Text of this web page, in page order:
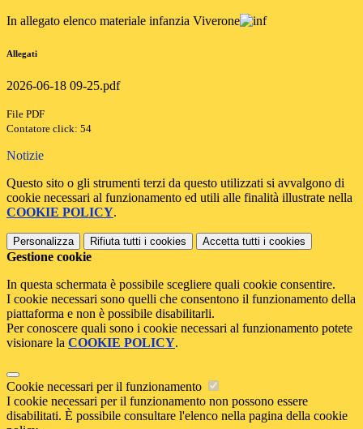
In allegato elenco materiale infanzia Viverone
Allegati
2026-06-18 09-25.pdf
File PDF
Contatore click: 54
Notizie
Questo sito o gli strumenti terzi da questo utilizzati si avvalgono di
cookie necessari al funzionamento ed utili alle finalità illustrate nella
COOKIE POLICY.
Personalizza Rifiuta tutti i cookies Accetta tutti i cookies
Gestione cookie
In questa schermata è possibile scegliere quali cookie consentire.
I cookie necessari sono quelli che consentono il funzionamento della
piattaforma e non è possibile disabilitarli.
Per conoscere quali sono i cookie necessari al funzionamento potete
visionare la COOKIE POLICY.
Cookie necessari per il funzionamento
I cookie necessari per il funzionamento non possono essere
disabilitati. È possibile consultare l'elenco nella pagina della cookie